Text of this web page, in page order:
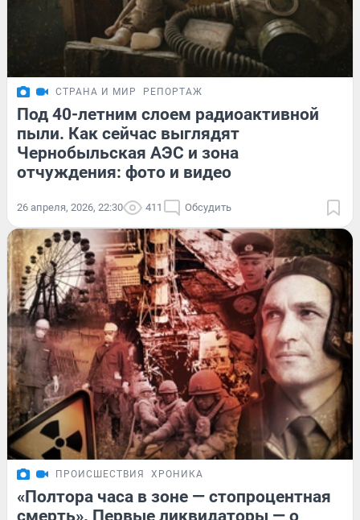
СТРАНА И МИР РЕПОРТАЖ
Под 40-летним слоем радиоактивной
пыли. Как сейчас выглядят
Чернобыльская АЭС и зона
отчуждения: фото и видео
26 апреля, 2026, 22:30 411 Обсудить
ПРОИСШЕСТВИЯ ХРОНИКА
«Полтора часа в зоне — стопроцентная
смерть». Первые ликвидаторы — о